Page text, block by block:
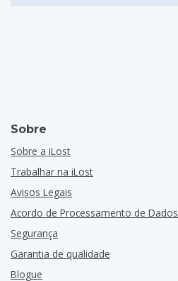
Sobre
Sobre a iLost
Trabalhar na iLost
Avisos Legais
Acordo de Processamento de Dados
Segurança
Garantia de qualidade
Blogue